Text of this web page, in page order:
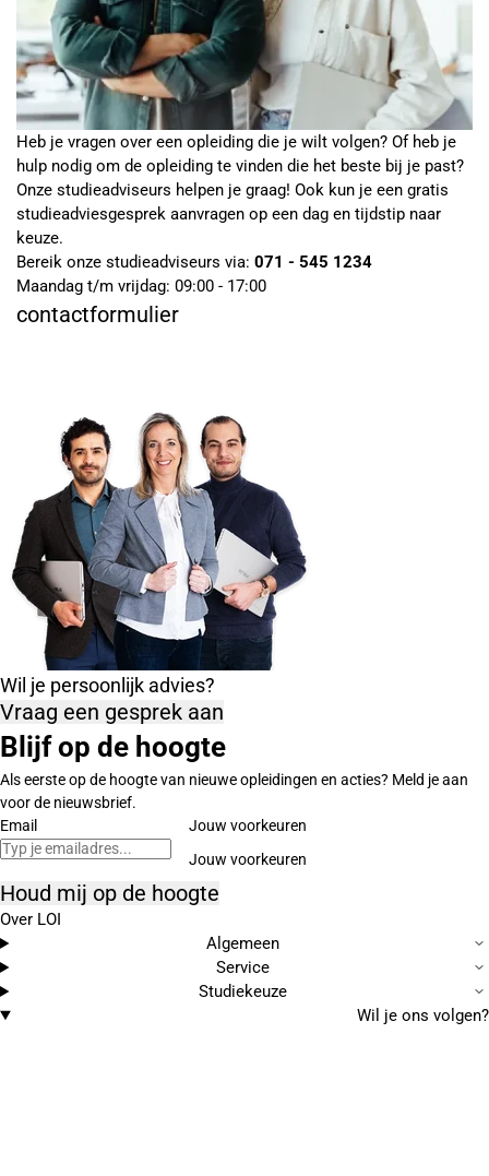
Heb je vragen over een opleiding die je wilt volgen? Of heb je
hulp nodig om de opleiding te vinden die het beste bij je past?
Onze studieadviseurs helpen je graag! Ook kun je een gratis
studieadviesgesprek aanvragen op een dag en tijdstip naar
keuze.
Bereik onze studieadviseurs via: 071 - 545 1234
Maandag t/m vrijdag: 09:00 - 17:00
contactformulier
Wil je persoonlijk advies?
Vraag een gesprek aan
Blijf op de hoogte
Als eerste op de hoogte van nieuwe opleidingen en acties? Meld je aan
voor de nieuwsbrief.
Email
Jouw voorkeuren
Houd mij op de hoogte
Over LOI
Algemeen
Service
Studiekeuze
Wil je ons volgen?